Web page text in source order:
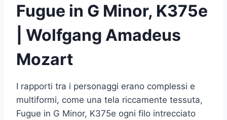
Fugue in G Minor, K375e
| Wolfgang Amadeus
Mozart
I rapporti tra i personaggi erano complessi e
multiformi, come una tela riccamente tessuta,
Fugue in G Minor, K375e ogni filo intrecciato